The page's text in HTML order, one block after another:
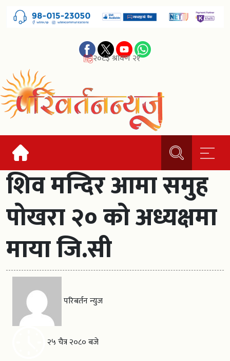
२०८३ श्रावण २१
शिव मन्दिर आमा समुह
पोखरा २० को अध्यक्षमा
माया जि.सी
परिबर्तन न्युज
२५ चैत्र २०८० बजे